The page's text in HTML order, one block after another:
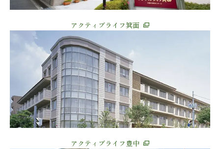
アクティブライフ箕面
アクティブライフ豊中